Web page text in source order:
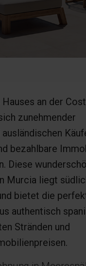
an der
zunehmender
bezahlbare
Diese
Murcia liegt
bietet die
authentisch
Stränden und